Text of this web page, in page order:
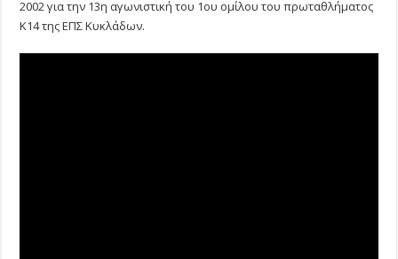
2002 για την 13η αγωνιστική του 1ου ομίλου του πρωταθλήματος
Κ14 της ΕΠΣ Κυκλάδων.